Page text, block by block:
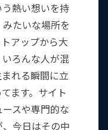
熱い想いを持
たいな場所を
アップから大
ろんな人が混
れる瞬間に立
ます。サイト
スや専門的な
今日はその中